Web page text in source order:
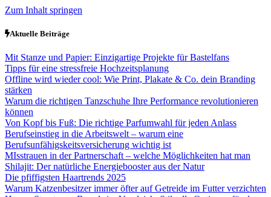
Zum Inhalt springen
Aktuelle Beiträge
Mit Stanze und Papier: Einzigartige Projekte für Bastelfans
Tipps für eine stressfreie Hochzeitsplanung
Offline wird wieder cool: Wie Print, Plakate & Co. dein Branding
stärken
Warum die richtigen Tanzschuhe Ihre Performance revolutionieren
können
Von Kopf bis Fuß: Die richtige Parfumwahl für jeden Anlass
Berufseinstieg in die Arbeitswelt – warum eine
Berufsunfähigskeitsversicherung wichtig ist
MIsstrauen in der Partnerschaft – welche Möglichkeiten hat man
Shilajit: Der natürliche Energiebooster aus der Natur
Die pfiffigsten Haartrends 2025
Warum Katzenbesitzer immer öfter auf Getreide im Futter verzichten